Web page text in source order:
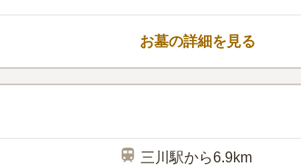
ため迷うことがあり
が基本ですが、特別
広々とした英国式庭
もあるので立ち寄っ
お墓の詳細を見る
三川駅から6.9km